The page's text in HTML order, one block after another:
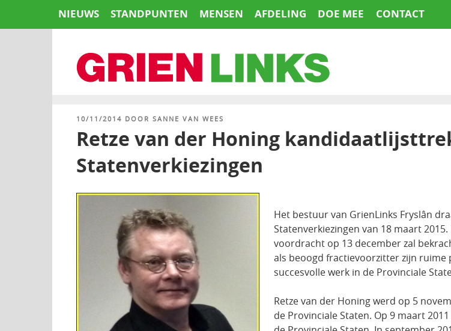
NIEUWS STANDPUNTEN MENSEN AFDELING DOE MEE CONTACT
GEPLAATST
10/11/2014 DOOR SANNE VAN WEES
Retze van der Honing
Statenverkiezingen
Het bestuur van GrienLinks Fryslân
Statenverkiezingen van 18 maart
voordracht op 13 december zal
als beoogd fractievoorzitter zijn
succesvolle werk in de Provinciale
Retze van der Honing werd op 5
de Provinciale Staten. Op 9 maart